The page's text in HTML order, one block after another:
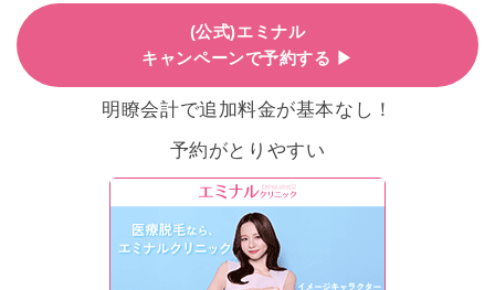
(公式)エミナル
キャンペーンで予約する ▶
明瞭会計で追加料金が基本なし！
予約がとりやすい